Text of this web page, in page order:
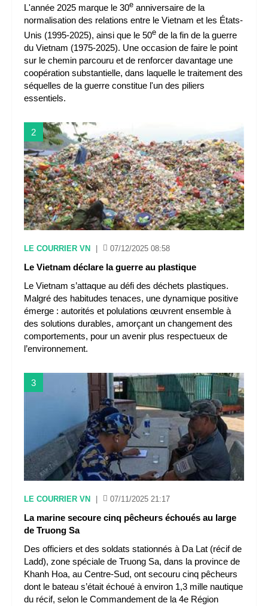
L'année 2025 marque le 30e anniversaire de la
normalisation des relations entre le Vietnam et les États-
Unis (1995-2025), ainsi que le 50e de la fin de la guerre
du Vietnam (1975-2025). Une occasion de faire le point
sur le chemin parcouru et de renforcer davantage une
coopération substantielle, dans laquelle le traitement des
séquelles de la guerre constitue l'un des piliers
essentiels.
2
LE COURRIER VN 07/12/2025 08:58
Le Vietnam déclare la guerre au plastique
Le Vietnam s’attaque au défi des déchets plastiques.
Malgré des habitudes tenaces, une dynamique positive
émerge : autorités et polulations œuvrent ensemble à
des solutions durables, amorçant un changement des
comportements, pour un avenir plus respectueux de
l’environnement.
3
LE COURRIER VN 07/11/2025 21:17
La marine secoure cinq pêcheurs échoués au large
de Truong Sa
Des officiers et des soldats stationnés à Da Lat (récif de
Ladd), zone spéciale de Truong Sa, dans la province de
Khanh Hoa, au Centre-Sud, ont secouru cinq pêcheurs
dont le bateau s’était échoué à environ 1,3 mille nautique
du récif, selon le Commandement de la 4e Région